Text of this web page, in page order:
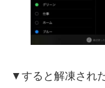
▼すると解凍され